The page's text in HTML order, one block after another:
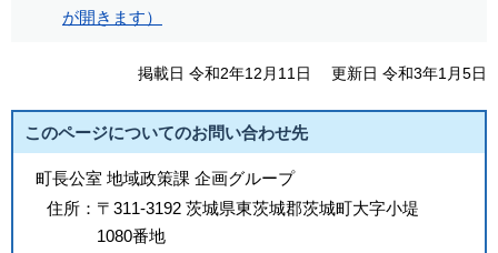
が開きます）
掲載日 令和2年12月11日 更新日 令和3年1月5日
このページについてのお問い合わせ先
町長公室 地域政策課 企画グループ
住所： 〒311-3192 茨城県東茨城郡茨城町大字小堤
1080番地